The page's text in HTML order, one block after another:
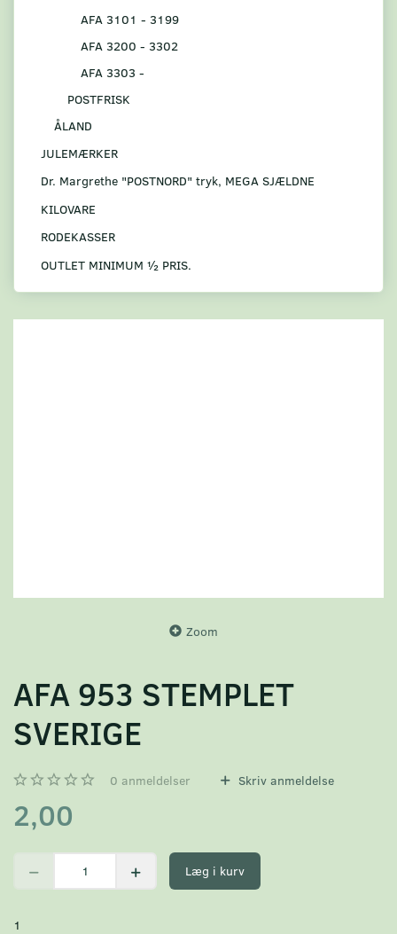
AFA 3101 - 3199
AFA 3200 - 3302
AFA 3303 -
POSTFRISK
ÅLAND
JULEMÆRKER
Dr. Margrethe "POSTNORD" tryk, MEGA SJÆLDNE
KILOVARE
RODEKASSER
OUTLET MINIMUM ½ PRIS.
Zoom
AFA 953 STEMPLET
SVERIGE
0 anmeldelser Skriv anmeldelse
2,00
Læg i kurv
1